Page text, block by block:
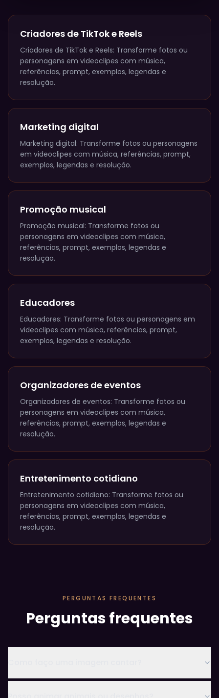
Criadores de TikTok e Reels
Criadores de TikTok e Reels: Transforme fotos ou
personagens em videoclipes com música,
referências, prompt, exemplos, legendas e
resolução.
Marketing digital
Marketing digital: Transforme fotos ou personagens
em videoclipes com música, referências, prompt,
exemplos, legendas e resolução.
Promoção musical
Promoção musical: Transforme fotos ou
personagens em videoclipes com música,
referências, prompt, exemplos, legendas e
resolução.
Educadores
Educadores: Transforme fotos ou personagens em
videoclipes com música, referências, prompt,
exemplos, legendas e resolução.
Organizadores de eventos
Organizadores de eventos: Transforme fotos ou
personagens em videoclipes com música,
referências, prompt, exemplos, legendas e
resolução.
Entretenimento cotidiano
Entretenimento cotidiano: Transforme fotos ou
personagens em videoclipes com música,
referências, prompt, exemplos, legendas e
resolução.
PERGUNTAS FREQUENTES
Perguntas frequentes